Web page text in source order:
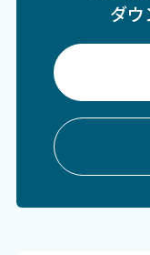
ダウ